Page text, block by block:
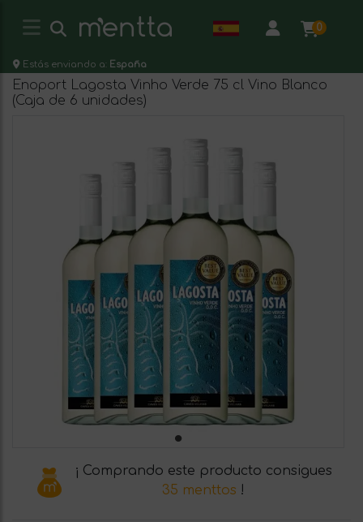
0
Estás enviando a: España
Enoport Lagosta Vinho Verde 75 cl Vino Blanco
(Caja de 6 unidades)
¡ Comprando este producto consigues
35 menttos !